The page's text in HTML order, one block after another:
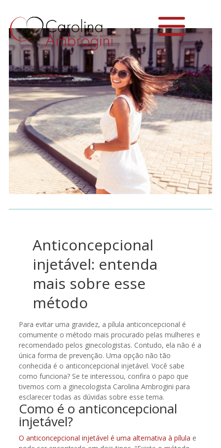
Anticoncepcional
injetável: entenda
mais sobre esse
método
Para evitar uma gravidez, a pílula anticoncepcional é
comumente o método mais procurado pelas mulheres e
recomendado pelos ginecologistas. Contudo, ela não é a
única forma de prevenção. Uma opção não tão
conhecida é o anticoncepcional injetável. Você sabe
como funciona? Se te interessou, confira o papo que
tivemos com a ginecologista Carolina Ambrogini para
esclarecer todas as dúvidas sobre esse tema.
Como é o anticoncepcional
injetável?
O anticoncepcional injetável é uma alternativa à pílula e